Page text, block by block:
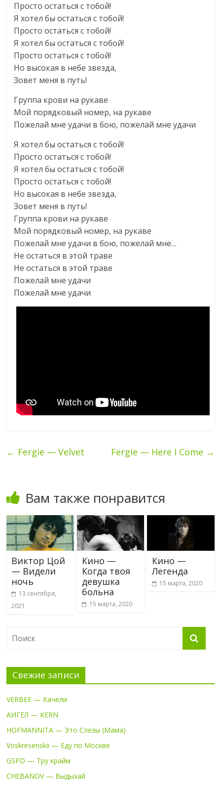
Просто остаться с тобой!
Я хотел бы остаться с тобой!
Просто остаться с тобой!
Я хотел бы остаться с тобой!
Просто остаться с тобой!
Но высокая в небе звезда,
Зовет меня в путь!
Группа крови на рукаве
Мой порядковый номер, на рукаве
Пожелай мне удачи в бою, пожелай мне удачи
Я хотел бы остаться с тобой!
Просто остаться с тобой!
Я хотел бы остаться с тобой!
Просто остаться с тобой!
Но высокая в небе звезда,
Зовет меня в путь!
Группа крови на рукаве
Мой порядковый номер, на рукаве
Пожелай мне удачи в бою, пожелай мне…
Не остаться в этой траве
Не остаться в этой траве
Пожелай мне удачи
Пожелай мне удачи
← Fergie — Velvet Fergie — Here I Come →
Вам также понравится
Виктор Цой
— Видели
ночь
13 сентября,
2021
Кино —
Когда твоя
девушка
больна
15 марта, 2020
Кино —
Легенда
15 марта, 2020
Свежие записи
VERBEE — Качели
АИГЕЛ — KERN
HOFMANNITA — Это Слёзы (Мама)
Voskresenskii — Еду по Москве
GSPD — Тру крайм
CHEBANOV — Выдыхай